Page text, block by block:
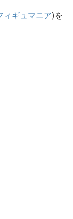
ィギュマニア)を